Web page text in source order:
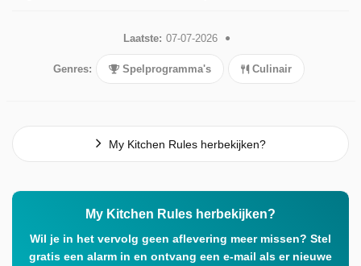
Laatste: 07-07-2026
Genres: Spelprogramma's Culinair
My Kitchen Rules herbekijken?
My Kitchen Rules herbekijken?
Wil je in het vervolg geen aflevering meer missen? Stel
gratis een alarm in en ontvang een e-mail als er nieuwe